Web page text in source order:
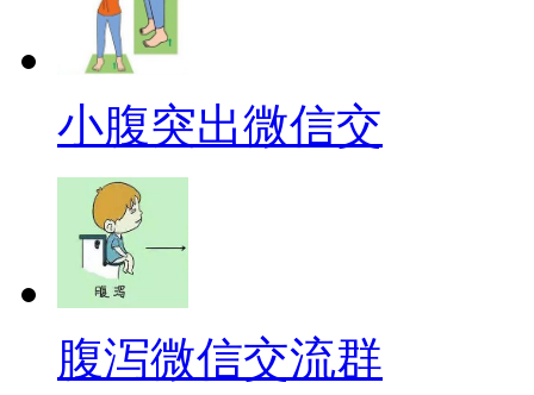
小腹突出微信交
腹泻微信交流群